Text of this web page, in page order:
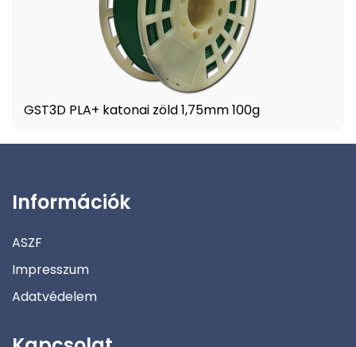
GST3D PLA+ katonai zöld 1,75mm 100g
Információk
ASZF
Impresszum
Adatvédelem